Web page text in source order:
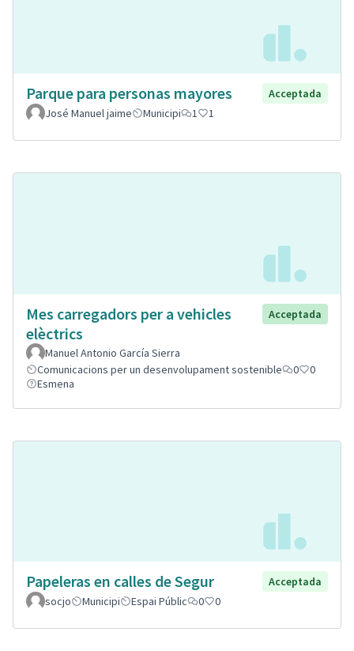
Parque para personas mayores
Acceptada
José Manuel jaime
Municipi 1 1
Mes carregadors per a vehicles
elèctrics
Acceptada
Manuel Antonio García Sierra
Comunicacions per un desenvolupament sostenible
0
0
Esmena
Papeleras en calles de Segur
Acceptada
socjo
Municipi Espai Públic 0 0